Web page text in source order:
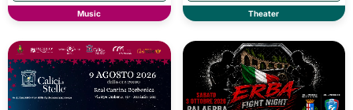
Music Theater